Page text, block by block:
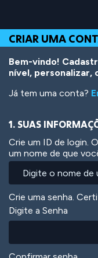
Top
of
Page
Navigation
Main
Content
Footer
o
conteúdo
principal
CRIAR UMA
Bem-vindo!
nível, personalizar,
Já tem uma conta?
1. SUAS
Crie um ID de login.
um nome de que
Crie uma senha.
Digite a Senha